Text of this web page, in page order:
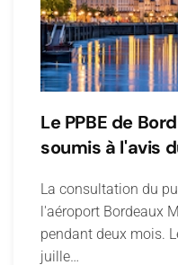
Le PPBE de
soumis à l'avis
La consultation du
l'aéroport Bordeaux
pendant deux mois.
juille…